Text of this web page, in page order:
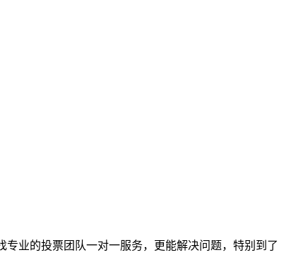
业的投票团队一对一服务，更能解决问题，特别到了